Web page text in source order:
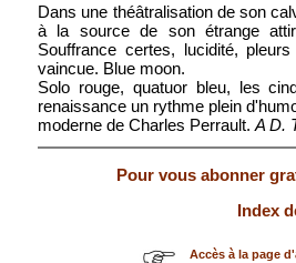
Dans une théâtralisation de son
à la source de son étrange
Souffrance certes, lucidité,
vaincue. Blue moon.
Solo rouge, quatuor bleu, les
renaissance un rythme plein
moderne de Charles Perrault. A D.
Pour vous abonner
Index
Accès à la page